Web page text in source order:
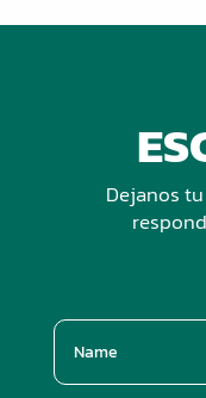
Dejanos